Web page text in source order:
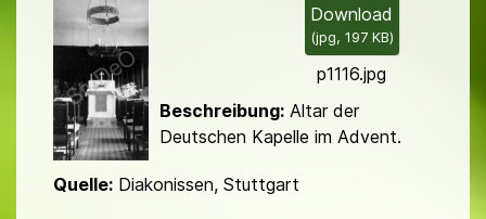
l
d
Download
(jpg, 197 KB)
p1116.jpg
Beschreibung:Altar der
Deutschen Kapelle im Advent.
Quelle: Diakonissen, Stuttgart